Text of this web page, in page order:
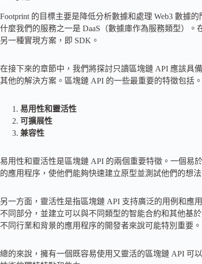
Footprint 的目標主要是降低分析數據和處理 Web3 數據
什麼我們的服務之一是 DaaS（數據庫作為服務類型）
另一種實現方案，即 SDK。
在接下來的章節中，我們將探討只讀區塊鏈 API 應該具
其他的解決方案。區塊鏈 API 的一些最重要的特徵包括。
易用性和靈活性
可擴展性
兼容性
易用性和靈活性是區塊鏈 API 的兩個重要特徵。一個易
的應用程序，使他們能夠快速建立原型並測試他們的想
另一方面，靈活性是指區塊鏈 API 支持廣泛的用例和應
不同部分，並建立可以與不同類型的智能合約和其他基
不同行業和背景的應用程序的開發者來說可能特別重要。
總的來說，擁有一個既容易使用又靈活的區塊鏈 API 可